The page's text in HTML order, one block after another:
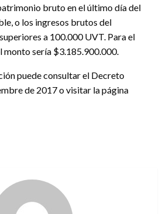
bruto en el último día del
o los ingresos brutos del
a 100.000 UVT. Para el
monto sería $3.185.900.000.
puede consultar el Decreto
de 2017 o visitar la página